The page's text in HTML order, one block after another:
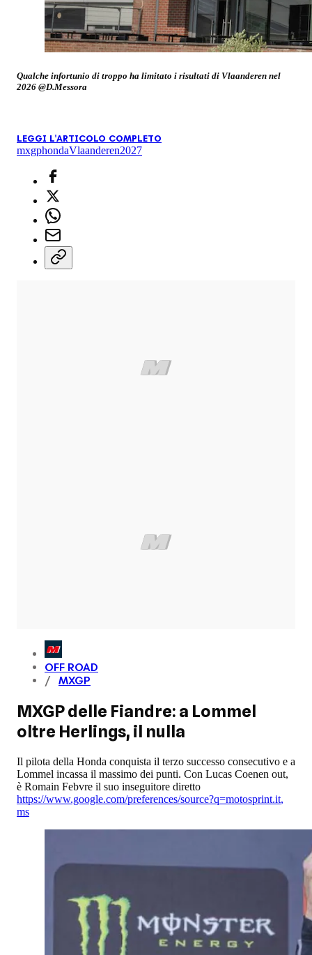
Qualche infortunio di troppo ha limitato i risultati di Vlaanderen nel
2026 @D.Messora
LEGGI L'ARTICOLO COMPLETO
mxgphondaVlaanderen2027
OFF ROAD
MXGP
MXGP delle Fiandre: a Lommel
oltre Herlings, il nulla
Il pilota della Honda conquista il terzo successo consecutivo e a
Lommel incassa il massimo dei punti. Con Lucas Coenen out,
è Romain Febvre il suo inseguitore diretto
https://www.google.com/preferences/source?q=motosprint.it,
ms